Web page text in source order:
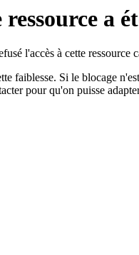
a
l'accès à cette ressource
faiblesse. Si le blocage
pour qu'on puisse